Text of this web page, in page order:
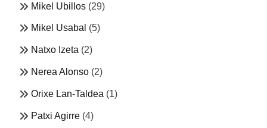
Mikel Ubillos (29)
Mikel Usabal (5)
Natxo Izeta (2)
Nerea Alonso (2)
Orixe Lan-Taldea (1)
Patxi Agirre (4)